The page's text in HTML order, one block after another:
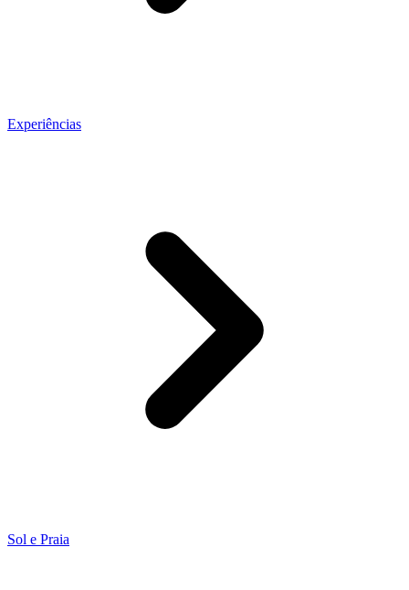
Experiências
Sol e Praia